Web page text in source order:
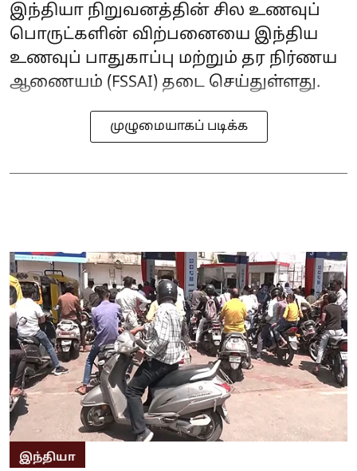
இந்தியா நிறுவனத்தின் சில உணவுப்
பொருட்களின் விற்பனையை இந்திய
உணவுப் பாதுகாப்பு மற்றும் தர நிர்ணய
ஆணையம் (FSSAI) தடை செய்துள்ளது.
முழுமையாகப் படிக்க
இந்தியா